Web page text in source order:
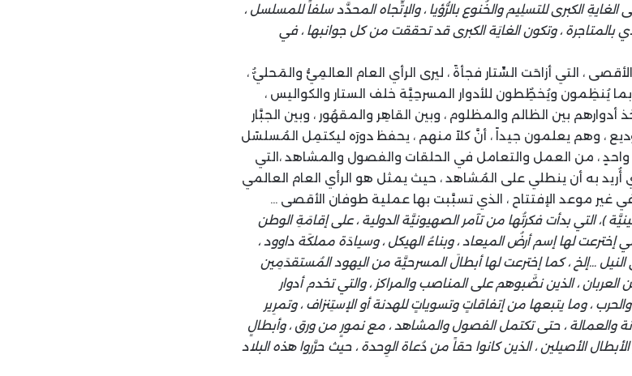
الكبرى للتسلِيم والخُنوع بالرُّؤيا ، والإتِّجاه المحدَّد سلفاً للمسلسل ،
بالمتاجرة ، وتكون الغايَة الكبرى قد تحققت من كل جوانبها ، في
، التي أزاحَت السِّتار فجأةً ، ليرى الرأي العام العالمِيُّ والمَحليٌُ ،
يُنظِمون ويُخطٌِطون للأدوار المسرحِيَّة خلف الستار والكواليس ،
بين الظالم والمظلوم ، وبين القاهِر والمقهُور ، وبين الجبَّار
، وهم يعلمون جيداً ، أنَّ كلاً منهم ، يحفظ دورَه ليكتمِل المُسلسًل
، من العمل والتعامل في الحلقات والفصول والمشاهد ،التي
به أن ينطلي على المُشاهد ، حيث يمثل هو الرأي العام العالمي
غير موعد الإفتتاح ، الذي تسبَّبت بها عملية طوفان الأقصى …
)، التي بدأت فكرتُها من تآمر الصهيونيَّة الدولية ، على إقامَةِ الوطن
لها إسم أرضُ الميعاد ، وبناءُ الهيكل ، وسيادَة مملكَة داوود ،
النيل …إلخ ، كما إخترعت لها أبطالَ المسرحيَّة من اليهود المُستقدَمِين
، الذين نصٌَبوهم على المناصب والمراكز ، والتي تخدم أدوار
، وما يتبعها من إتفاقاتٍ وتسوياتٍ للهدنة أو الإستِنزاف ، وتمرِير
والعمالة ، حتى تكتمل الفصول والمشاهد ، مع نمورٍ من ورق ، وأبطالٍ
الأصيلين ، الذين كانوا حقاً من دُعاة الوِحدة ، حيث حرَّروا هذه البلاد